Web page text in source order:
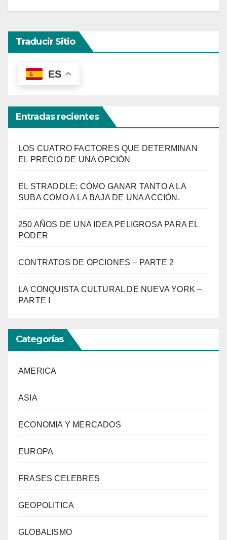
Traducir Sitio
ES
Entradas recientes
LOS CUATRO FACTORES QUE DETERMINAN
EL PRECIO DE UNA OPCIÓN
EL STRADDLE: CÓMO GANAR TANTO A LA
SUBA COMO A LA BAJA DE UNA ACCIÓN.
250 AÑOS DE UNA IDEA PELIGROSA PARA EL
PODER
CONTRATOS DE OPCIONES – PARTE 2
LA CONQUISTA CULTURAL DE NUEVA YORK –
PARTE I
Categorías
AMERICA
ASIA
ECONOMIA Y MERCADOS
EUROPA
FRASES CELEBRES
GEOPOLITICA
GLOBALISMO